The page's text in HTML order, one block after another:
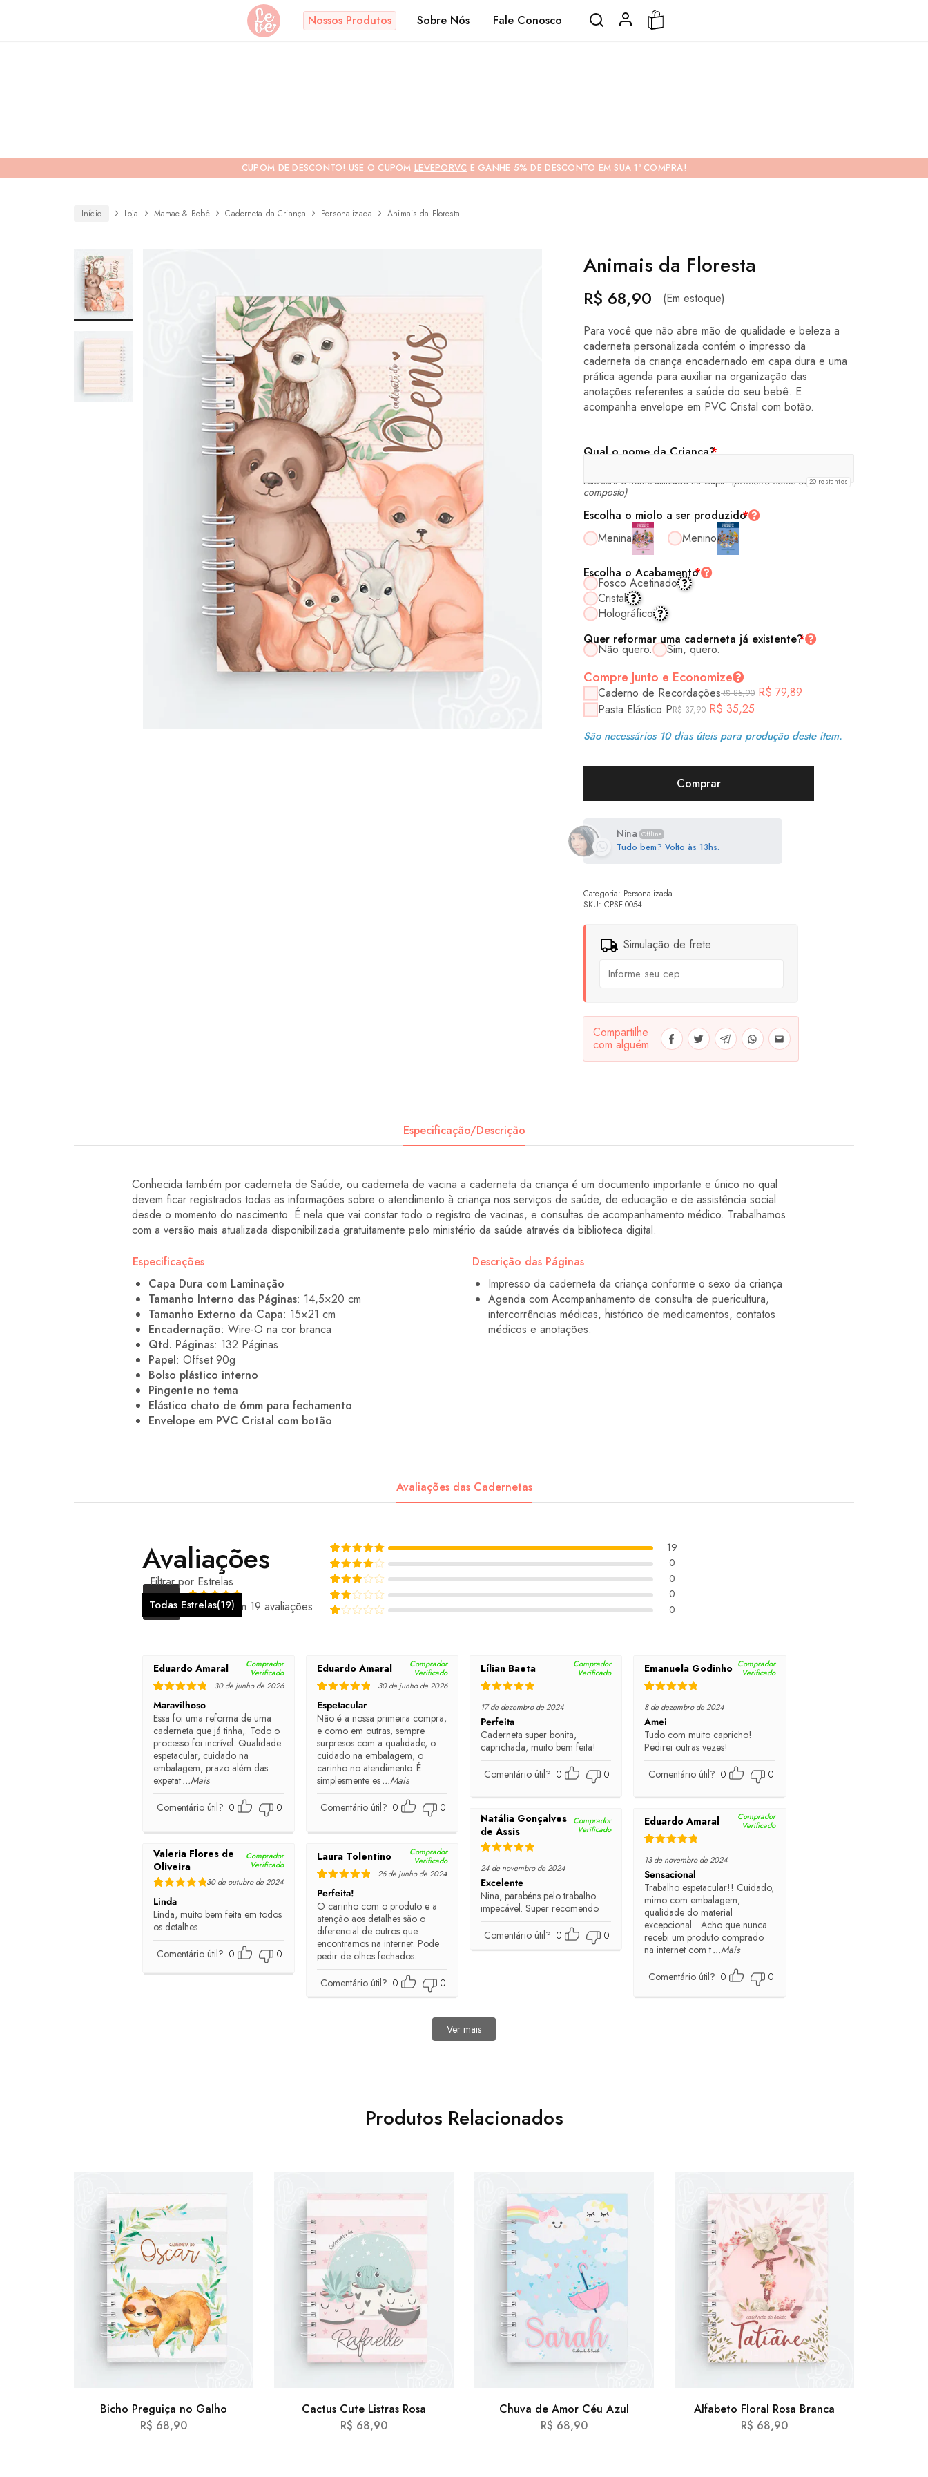
Leve
"por
Lembranças
Especiais
Nossos Produtos
Pasta
Personalizada
Magnético
Sobre Nós Fale Conosco
CUPOM DE DESCONTO! USE O CUPOMLEVEPORVC E GANHE 5% DE DESCONTO EM SUA 1ª COMPRA!
Início Loja Mamãe & Bebê Caderneta da Criança Personalizada Animais da Floresta
CONTRACAPAAnimais da Floresta
R$ 68,90 (Em estoque)
Para você que não abre mão de qualidade e beleza a
caderneta personalizada contém o impresso da
caderneta da criança encadernado em capa dura e uma
prática agenda para auxiliar na organização das
anotações referentes a saúde do seu bebê. E
acompanha envelope em PVC Cristal com botão.
*
Qual o nome da Criança?
Este será o nome utilizado na Capa! (primeiro nome ou nome
composto)
20 restantes
*
Escolha o miolo a ser produzido
Menina
Menino
*
Escolha o Acabamento
Fosco Acetinado
Cristal
Holográfico
*
Quer reformar uma caderneta já existente?
Não quero. Sim, quero.
Compre Junto e Economize
Caderno de RecordaçõesR$85,90 R$ 79,89
Pasta Elástico PR$37,90 R$ 35,25
São necessários 10 dias úteis para produção deste item.
Comprar
Nina Offline
Tudo bem? Volto às 13hs.
SKU: CPSF-0054
Categoria: Personalizada
Simulação de frete
Compartilhe
com alguém
Especificação/Descrição
Conhecida também por caderneta de Saúde, ou caderneta de vacina a caderneta da criança é um documento importante e único no qual
devem ficar registrados todas as informações sobre o atendimento à criança nos serviços de saúde, de educação e de assistência social
desde o momento do nascimento. É nela que vai constar todo o registro de vacinas, e consultas de acompanhamento médico. Trabalhamos
com a versão mais atualizada disponibilizada gratuitamente pelo ministério da saúde através da biblioteca digital.
Especificações
Capa Dura com Laminação
Tamanho Interno das Páginas: 14,5×20 cm
Tamanho Externo da Capa: 15×21 cm
Encadernação: Wire-O na cor branca
Qtd. Páginas: 132 Páginas
Papel: Offset 90g
Bolso plástico interno
Pingente no tema
Elástico chato de 6mm para fechamento
Envelope em PVC Cristal com botão
Descrição das Páginas
Impresso da caderneta da criança conforme o sexo da criança
Agenda com Acompanhamento de consulta de puericultura,
intercorrências médicas, histórico de medicamentos, contatos
médicos e anotações.
Avaliações das Cadernetas
Avaliações
5.00 Rated5out of 5
Baseado em 19 avaliações
Rated5out of 5
19
Rated4out of 5
0
Rated3out of 5
0
Rated2out of 5
0
0
Filtrar por Estrelas
Todas Estrelas(19)
Eduardo Amaral
Comprador
Verificado
Rated5out of 5
30 de junho de 2026
Maravilhoso
Essa foi uma reforma de uma
caderneta que já tinha,. Todo o
processo foi incrível. Qualidade
espetacular, cuidado na
embalagem, prazo além das
expetat...Mais
Comentário útil? 0 0
Eduardo Amaral
Comprador
Verificado
Rated out of 5
30 de junho de 2026
Espetacular
Não é a nossa primeira compra,
e como em outras, sempre
surpresos com a qualidade, o
cuidado na embalagem, o
carinho no atendimento. É
simplesmente es...Mais
Comentário útil? 0 0
Lílian Baeta
Comprador
Verificado
17 de dezembro de 2024
Perfeita
Caderneta super bonita,
caprichada, muito bem feita!
Comentário útil? 0 0
Emanuela Godinho Comprador
Verificado
8 de dezembro de 2024
Amei
Tudo com muito capricho!
Pedirei outras vezes!
Comentário útil? 0 0
Natália Gonçalves
de Assis
Comprador
Verificado
24 de novembro de 2024
Excelente
Nina, parabéns pelo trabalho
impecável. Super recomendo.
Comentário útil? 0 0
Eduardo Amaral
Comprador
Verificado
13 de novembro de 2024
Sensacional
Trabalho espetacular!! Cuidado,
mimo com embalagem,
qualidade do material
excepcional... Acho que nunca
recebi um produto comprado
na internet com t...Mais
Comentário útil? 0 0
Valeria Flores de
Oliveira
Comprador
Verificado
Rated
30 de outubro de 2024
Linda
Linda, muito bem feita em todos
os detalhes
Comentário útil? 0 0
Laura Tolentino
Comprador
Verificado
Rated out of 5
26 de junho de 2024
Perfeita!
O carinho com o produto e a
atenção aos detalhes são o
diferencial de outros que
encontramos na internet. Pode
pedir de olhos fechados.
Comentário útil? 0 0
Ver mais
Produtos Relacionados
Bicho Preguiça no Galho
R$ 68,90
Cactus Cute Listras Rosa
R$ 68,90
Chuva de Amor Céu Azul
R$ 68,90
Alfabeto Floral Rosa Branca
R$ 68,90